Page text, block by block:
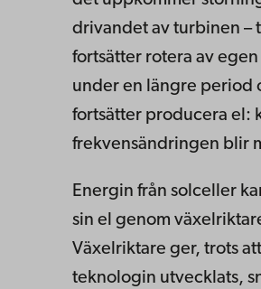
drivandet av turbinen –
fortsätter rotera av
under en längre period
fortsätter producera el:
frekvensändringen blir
Energin från solceller
sin el genom
Växelriktare ger, trots att
teknologin utvecklats,